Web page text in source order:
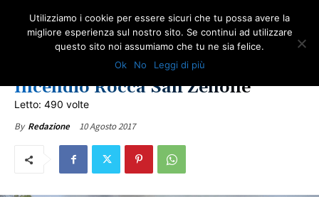
COMUNICATI ONA
Incendio Rocca San Zenone
Letto: 490 volte
By Redazione 10 Agosto 2017
Utilizziamo i cookie per essere sicuri che tu possa avere la
migliore esperienza sul nostro sito. Se continui ad utilizzare
questo sito noi assumiamo che tu ne sia felice.
Ok
No Leggi di più